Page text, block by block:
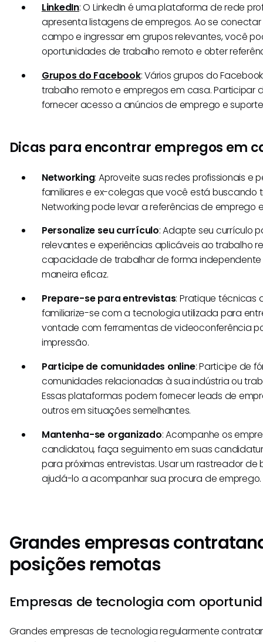
LinkedIn: O LinkedIn é uma plataforma de rede
apresenta listagens de empregos. Ao se
campo e ingressar em grupos relevantes, você
oportunidades de trabalho remoto e obter
Grupos do Facebook: Vários grupos do
trabalho remoto e empregos em casa. Participar
fornecer acesso a anúncios de emprego e
Dicas para encontrar empregos em
Networking: Aproveite suas redes profissionais e
familiares e ex-colegas que você está buscando
Networking pode levar a referências de emprego
Personalize seu currículo: Adapte seu currículo
relevantes e experiências aplicáveis ao trabalho
capacidade de trabalhar de forma
maneira eficaz.
Prepare-se para entrevistas: Pratique técnicas
familiarize-se com a tecnologia utilizada para
vontade com ferramentas de videoconferência
impressão.
Participe de comunidades online: Participe de
comunidades relacionadas à sua indústria ou
Essas plataformas podem fornecer leads de
outros em situações semelhantes.
Mantenha-se organizado: Acompanhe os
candidatou, faça seguimento em suas
para próximas entrevistas. Usar um rastreador
ajudá-lo a acompanhar sua procura de emprego.
Grandes empresas
posições remotas
Empresas de tecnologia com
Grandes empresas de tecnologia regularmente